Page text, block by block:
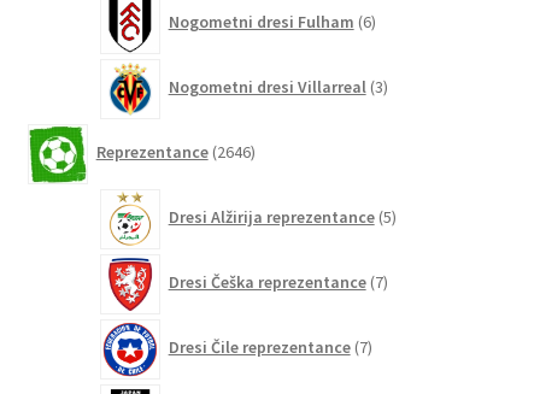
Nogometni dresi Fulham 6izdelkov
Nogometni dresi Villarreal 3izdelki
Reprezentance 2646izdelkov
Dresi Alžirija reprezentance 5izdelkov
Dresi Češka reprezentance 7izdelkov
Dresi Čile reprezentance 7izdelkov